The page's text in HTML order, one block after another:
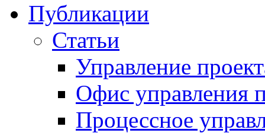
Публикации
Статьи
Управление
Офис управления
Процессное